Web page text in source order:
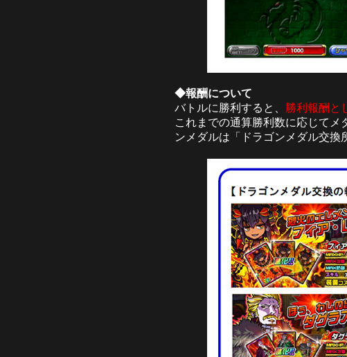
◆報酬について
バトルに勝利すると、 勝利報酬と
これまでの通算勝利数に応じて
ンメダルは「ドラゴンメダル交換